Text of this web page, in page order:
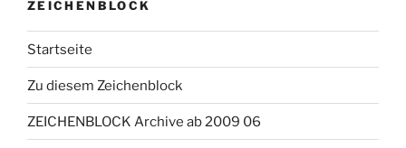
ZEICHENBLOCK
Startseite
Zu diesem Zeichenblock
ZEICHENBLOCK Archive ab 2009 06